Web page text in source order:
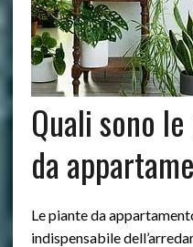
Quali sono
da
Le piante da
indispensabile